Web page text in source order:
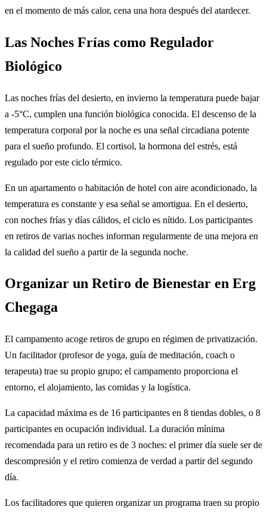
en el momento de más calor, cena una hora después del atardecer.
Las Noches Frías como Regulador
Biológico
Las noches frías del desierto, en invierno la temperatura puede bajar
a -5°C, cumplen una función biológica conocida. El descenso de la
temperatura corporal por la noche es una señal circadiana potente
para el sueño profundo. El cortisol, la hormona del estrés, está
regulado por este ciclo térmico.
En un apartamento o habitación de hotel con aire acondicionado, la
temperatura es constante y esa señal se amortigua. En el desierto,
con noches frías y días cálidos, el ciclo es nítido. Los participantes
en retiros de varias noches informan regularmente de una mejora en
la calidad del sueño a partir de la segunda noche.
Organizar un Retiro de Bienestar en Erg
Chegaga
El campamento acoge retiros de grupo en régimen de privatización.
Un facilitador (profesor de yoga, guía de meditación, coach o
terapeuta) trae su propio grupo; el campamento proporciona el
entorno, el alojamiento, las comidas y la logística.
La capacidad máxima es de 16 participantes en 8 tiendas dobles, o 8
participantes en ocupación individual. La duración mínima
recomendada para un retiro es de 3 noches: el primer día suele ser de
descompresión y el retiro comienza de verdad a partir del segundo
día.
Los facilitadores que quieren organizar un programa traen su propio